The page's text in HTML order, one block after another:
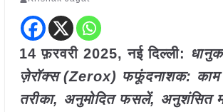
14 फ़रवरी 2025, नई दिल्ली:
ज़ेरॉक्स (Zerox) फफूंदनाशक: काम
तरीका, अनुमोदित फसलें, अनुशंसित